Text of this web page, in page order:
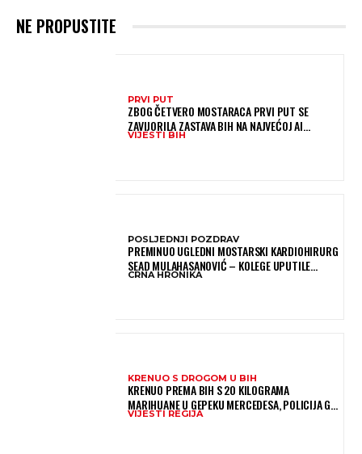
NE PROPUSTITE
PRVI PUT
ZBOG ČETVERO MOSTARACA PRVI PUT SE
ZAVIJORILA ZASTAVA BIH NA NAJVEĆOJ AI
OLIMPIJADI, A SADA JE NJIHOV MENTOR POSTAO
VIJESTI BIH
POSLJEDNJI POZDRAV
PREMINUO UGLEDNI MOSTARSKI KARDIOHIRURG
SEAD MULAHASANOVIĆ – KOLEGE UPUTILE
EMOTIVNU OPROŠTAJNU PORUKU
CRNA HRONIKA
KRENUO S DROGOM U BIH
KRENUO PREMA BIH S 20 KILOGRAMA
MARIHUANE U GEPEKU MERCEDESA, POLICIJA GA
UHAPSILA NA GRANICI
VIJESTI REGIJA